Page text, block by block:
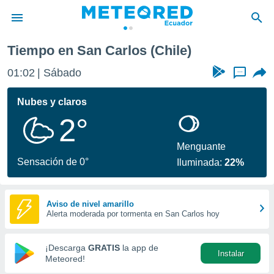
de
ha
calidad.
a este
las
y
forma
digital
basada
Tiempo en San Carlos (Chile)
01:02 Sábado ...
Nubes y claros
2°
Sensación de 0°
Menguante
Iluminada:22%
Aviso de nivel amarillo
Alerta moderada por tormenta en San Carlos hoy
¡Descarga GRATIS la app de
Meteored!
Instalar